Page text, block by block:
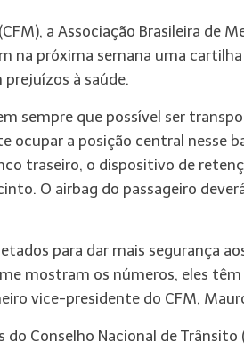
a Associação Brasileira de
na próxima semana uma
à saúde.
sempre que possível ser
a posição central nesse
traseiro, o dispositivo de
O airbag do passageiro
para dar mais segurança
mostram os números, eles
vice-presidente do CFM,
Conselho Nacional de Trânsito